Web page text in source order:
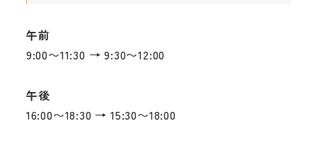
午前
9:00〜11:30 → 9:30〜12:00
午後
16:00〜18:30 → 15:30〜18:00